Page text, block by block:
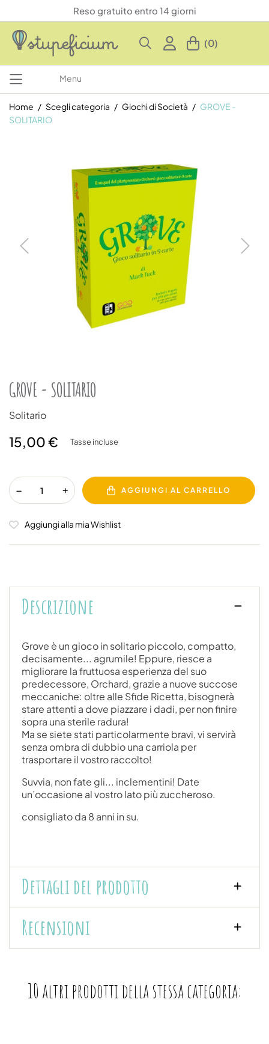
Reso gratuito entro 14 giorni
(0)
Menu
Home Scegli categoria Giochi di Società
GROVE -
SOLITARIO
GROVE - SOLITARIO
Solitario
15,00 € Tasse incluse
AGGIUNGI AL CARRELLO
Aggiungi alla mia Wishlist
Descrizione
Grove è un gioco in solitario piccolo, compatto,
decisamente... agrumile! Eppure, riesce a
migliorare la fruttuosa esperienza del suo
predecessore, Orchard, grazie a nuove succose
meccaniche: oltre alle Sfide Ricetta, bisognerà
stare attenti a dove piazzare i dadi, per non finire
sopra una sterile radura!
Ma se siete stati particolarmente bravi, vi servirà
senza ombra di dubbio una carriola per
trasportare il vostro raccolto!
Suvvia, non fate gli... inclementini! Date
un’occasione al vostro lato più zuccheroso.
consigliato da 8 anni in su.
Dettagli del prodotto
Recensioni
10 altri prodotti della stessa categoria: